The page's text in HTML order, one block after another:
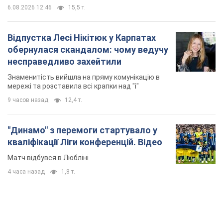
6.08.2026 12:46 15,5 т.
Відпустка Лесі Нікітюк у Карпатах
обернулася скандалом: чому ведучу
несправедливо захейтили
Знаменитість вийшла на пряму комунікацію в
мережі та розставила всі крапки над "і"
9 часов назад 12,4 т.
"Динамо" з перемоги стартувало у
кваліфікації Ліги конференцій. Відео
Матч відбувся в Любліні
4 часа назад 1,8 т.